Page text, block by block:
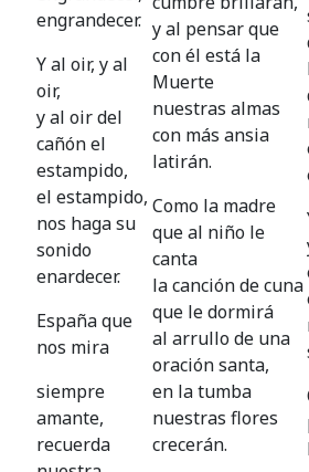
engrandecer.
Y al oir, y al
oir,
y al oir del
cañón el
estampido,
el estampido,
nos haga su
sonido
enardecer.
España que
nos mira
siempre
amante,
recuerda
y al pensar que
con él está la
Muerte
nuestras almas
con más ansia
latirán.
Como la madre
que al niño le
canta
la canción de cuna
que le dormirá
al arrullo de una
oración santa,
en la tumba
nuestras flores
crecerán.